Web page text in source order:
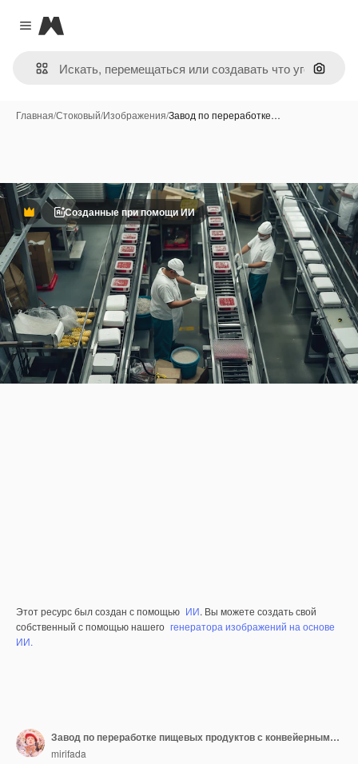
Close menu
Magnific
Поиск
Главная/Стоковый/Изображения/Завод по переработке…
ПремиумСозданные при помощи ИИ
Этот ресурс был создан с помощью ИИ. Вы можете создать свой
собственный с помощью нашего генератора изображений на основе
ИИ.
Завод по переработке пищевых продуктов с конвейерными лентами, машинами и рабочими по упаковке
mirifada